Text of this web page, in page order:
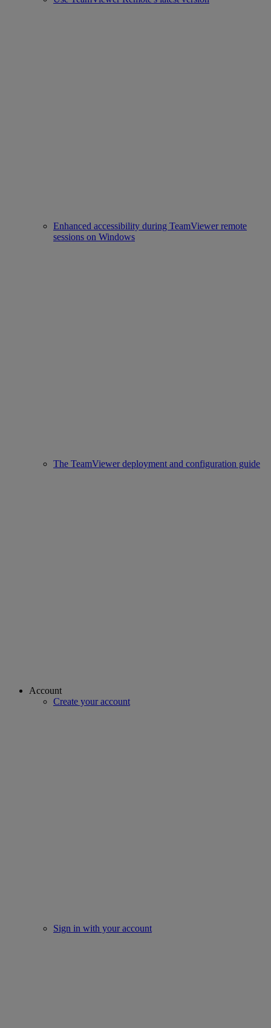
Enhanced accessibility during TeamViewer remote
sessions on Windows
The TeamViewer deployment and configuration guide
Account
Create your account
Sign in with your account